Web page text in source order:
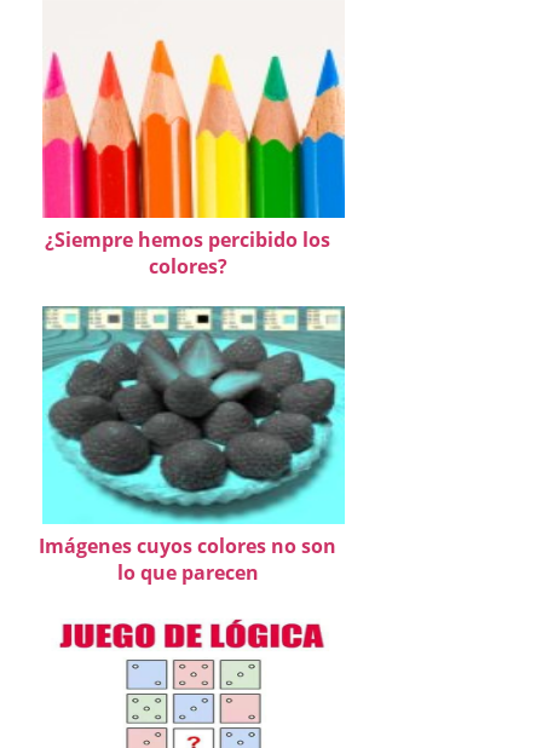
¿Siempre hemos percibido los
colores?
Imágenes cuyos colores no son
lo que parecen